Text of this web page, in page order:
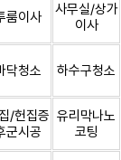
룸이사
사무실/상가
이사
닥청소 하수구청소
/헌집증
군시공
유리막나노
코팅